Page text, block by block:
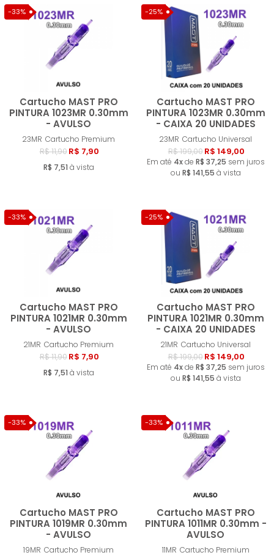
-33%
Cartucho MAST PRO
PINTURA 1023MR 0.30mm
- AVULSO
23MR Cartucho Premium
R$ 11,90 R$ 7,90
R$ 7,51 à vista
Comprar
-25%
Cartucho MAST PRO
PINTURA 1023MR 0.30mm
- CAIXA 20 UNIDADES
23MR Cartucho Universal
R$ 199,00 R$ 149,00
Em até 4xde R$ 37,25 sem juros
ou R$ 141,55 à vista
-33%
Cartucho MAST PRO
PINTURA 1021MR 0.30mm
- AVULSO
21MR Cartucho Premium
R$ 11,90 R$ 7,90
R$ 7,51 à vista
Comprar
-25%
Cartucho MAST PRO
PINTURA 1021MR 0.30mm
- CAIXA 20 UNIDADES
21MR Cartucho Universal
R$ 199,00 R$ 149,00
Em até 4xde R$ 37,25 sem juros
ou R$ 141,55 à vista
-33%
Cartucho MAST PRO
PINTURA 1019MR 0.30mm
- AVULSO
19MR Cartucho Premium
-33%
Cartucho MAST PRO
PINTURA 1011MR 0.30mm -
AVULSO
11MR Cartucho Premium